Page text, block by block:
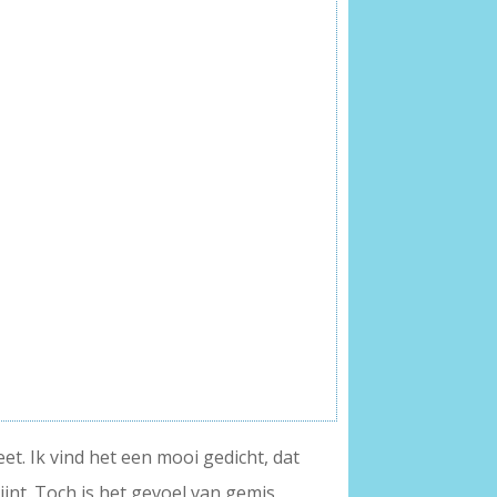
Ik vind het een mooi gedicht, dat